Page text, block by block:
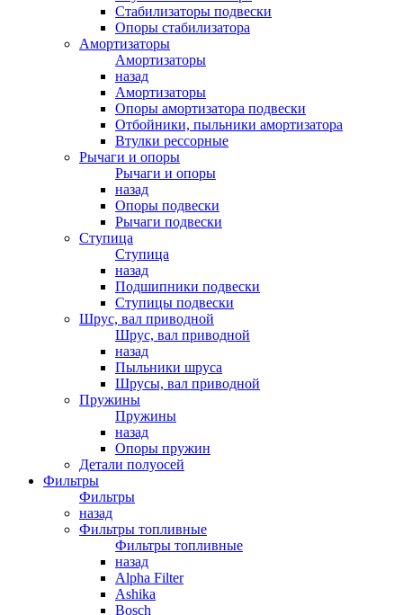
Стабилизаторы подвески
Опоры стабилизатора
Амортизаторы
Амортизаторы
назад
Амортизаторы
Опоры амортизатора подвески
Отбойники, пыльники амортизатора
Втулки рессорные
Рычаги и опоры
Рычаги и опоры
назад
Опоры подвески
Рычаги подвески
Ступица
Ступица
назад
Подшипники подвески
Ступицы подвески
Шрус, вал приводной
Шрус, вал приводной
назад
Пыльники шруса
Шрусы, вал приводной
Пружины
Пружины
назад
Опоры пружин
Детали полуосей
Фильтры
Фильтры
назад
Фильтры топливные
Фильтры топливные
назад
Alpha Filter
Ashika
Bosch